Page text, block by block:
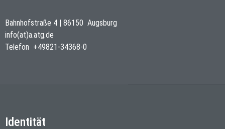
Bahnhofstraße 4 | 86150 Augsburg
info(at)a.atg.de
Telefon +49821-34368-0
Identität